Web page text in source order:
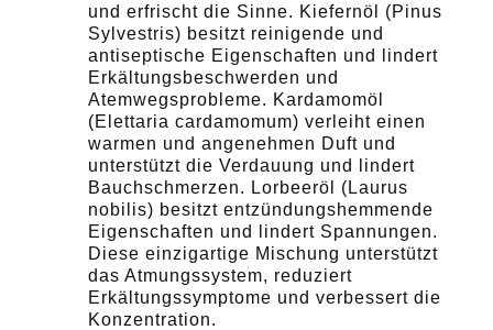
und erfrischt die Sinne. Kiefernöl (Pinus
Sylvestris) besitzt reinigende und
antiseptische Eigenschaften und lindert
Erkältungsbeschwerden und
Atemwegsprobleme. Kardamomöl
(Elettaria cardamomum) verleiht einen
warmen und angenehmen Duft und
unterstützt die Verdauung und lindert
Bauchschmerzen. Lorbeeröl (Laurus
nobilis) besitzt entzündungshemmende
Eigenschaften und lindert Spannungen.
Diese einzigartige Mischung unterstützt
das Atmungssystem, reduziert
Erkältungssymptome und verbessert die
Konzentration.